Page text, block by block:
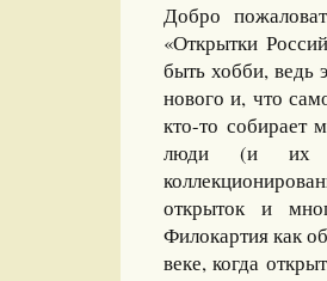
Добро
«Открытки
быть хобби, ведь
нового и, что
кто-то собирает
люди (и их
открыток и
Филокартия как
веке, когда